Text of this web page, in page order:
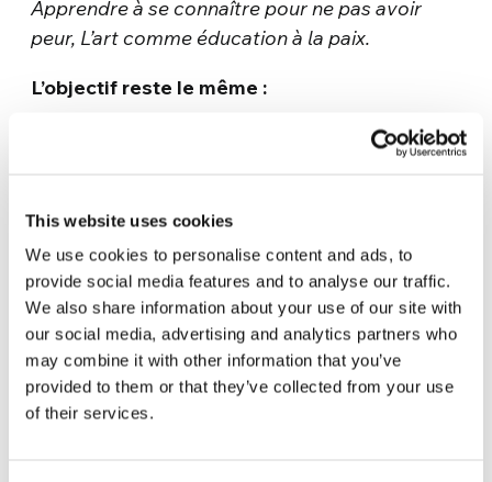
This website uses cookies
We use cookies to personalise content and ads, to
provide social media features and to analyse our traffic.
We also share information about your use of our site with
our social media, advertising and analytics partners who
may combine it with other information that you’ve
provided to them or that they’ve collected from your use
of their services.
Apprendre à se connaître pour ne pas avoir
peur, L’art comme éducation à la paix.
L’objectif reste le même :
Témoigner de l’art comme un instrument